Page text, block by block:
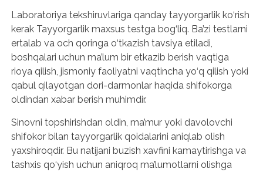
Laboratoriya tekshiruvlariga qanday tayyorgarlik ko‘rish
kerak Tayyorgarlik maxsus testga bog‘liq. Ba’zi testlarni
ertalab va och qoringa o‘tkazish tavsiya etiladi,
boshqalari uchun ma’lum bir etkazib berish vaqtiga
rioya qilish, jismoniy faoliyatni vaqtincha yo‘q qilish yoki
qabul qilayotgan dori-darmonlar haqida shifokorga
oldindan xabar berish muhimdir.
Sinovni topshirishdan oldin, ma’mur yoki davolovchi
shifokor bilan tayyorgarlik qoidalarini aniqlab olish
yaxshiroqdir. Bu natijani buzish xavfini kamaytirishga va
tashxis qo‘yish uchun aniqroq ma’lumotlarni olishga